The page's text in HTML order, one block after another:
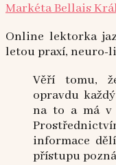
Markéta Bellais
Online lektorka
letou praxí, neuro-
Věří tomu,
opravdu
na to a má v
informace
přístupu